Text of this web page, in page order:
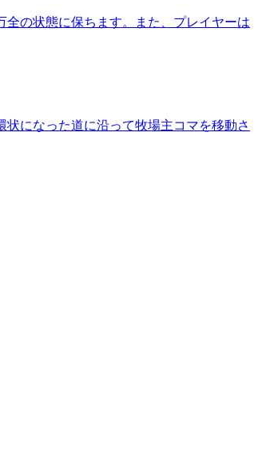
の状態に保ちます。また、プレイヤーは
になった道に沿って牧場主コマを移動さ